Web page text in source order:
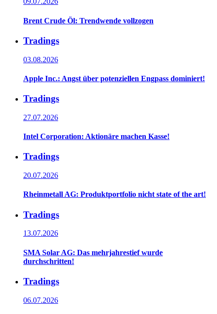
Brent Crude Öl: Trendwende vollzogen
Tradings
03.08.2026
Apple Inc.: Angst über potenziellen Engpass dominiert!
Tradings
27.07.2026
Intel Corporation: Aktionäre machen Kasse!
Tradings
20.07.2026
Rheinmetall AG: Produktportfolio nicht state of the art!
Tradings
13.07.2026
SMA Solar AG: Das mehrjahrestief wurde
durchschritten!
Tradings
06.07.2026